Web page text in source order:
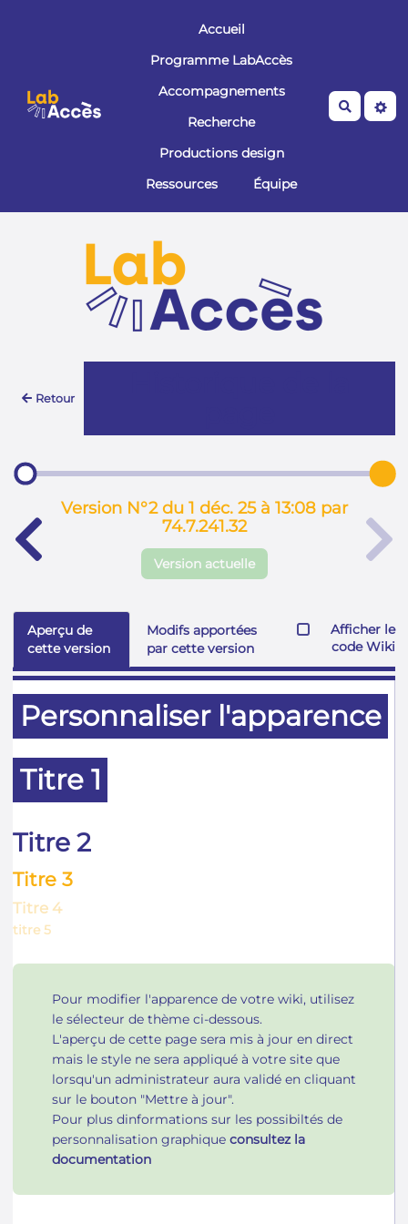
Accueil
Programme LabAccès
Accompagnements
Recherche
Productions design
Ressources
Équipe
Retour
Version N°2 du 1 déc. 25 à 13:08 par
74.7.241.32
Version actuelle
Aperçu de
cette version
Modifs apportées
par cette version
Afficher le
code Wiki